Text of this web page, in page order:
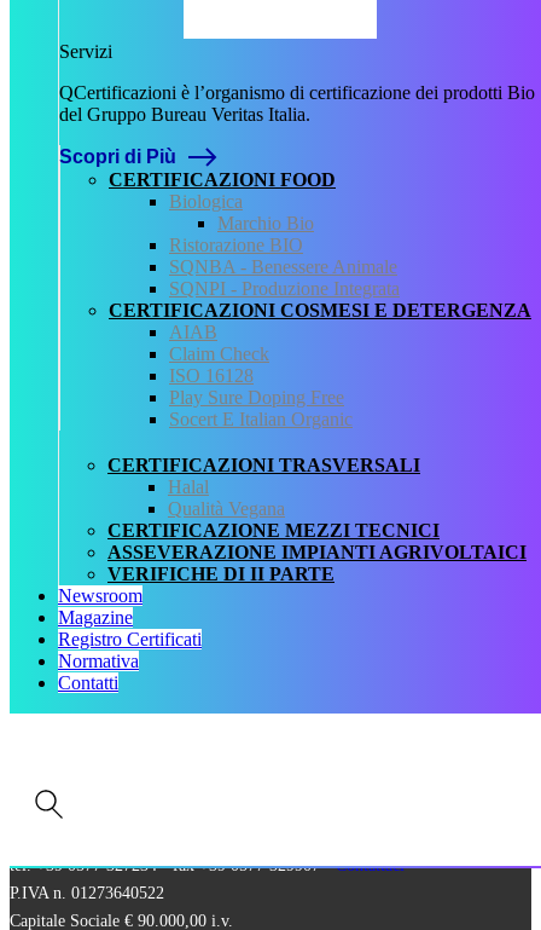
Servizi
QCertificazioni è l’organismo di certificazione dei prodotti Bio
del Gruppo Bureau Veritas Italia.
Scopri di Più
CERTIFICAZIONI FOOD
Biologica
Marchio Bio
Ristorazione BIO
SQNBA - Benessere Animale
SQNPI - Produzione Integrata
CERTIFICAZIONI COSMESI E DETERGENZA
AIAB
Claim Check
ISO 16128
Play Sure Doping Free
Socert E Italian Organic
CERTIFICAZIONI TRASVERSALI
Halal
Qualità Vegana
CERTIFICAZIONE MEZZI TECNICI
ASSEVERAZIONE IMPIANTI AGRIVOLTAICI
VERIFICHE DI II PARTE
Newsroom
Magazine
Registro Certificati
Normativa
Contatti
Scritto daFrancesca Giannetti
4 Settembre 2025
QCertificazioni
CHI SIAMO
REGISTRO CERTIFICATI
NORMATIVA
POLITICA QHSE
FAQ – DOMANDE FREQUENTI
CONTATTI
AIAB
BIOLOGICA
HALAL
ISO 16128
MEZZI TECNICI
QUALITÀ VEGANA
QCertificazioni S.r.l. a socio unico
tel. +39 0577 327234 - fax +39 0577 329907 -Contattaci
P.IVA n. 01273640522
Capitale Sociale € 90.000,00 i.v.